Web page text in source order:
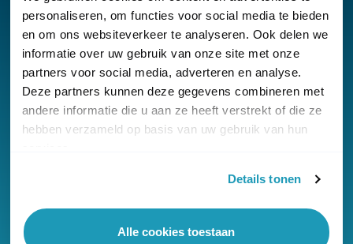
personaliseren, om functies voor social media te bieden
en om ons websiteverkeer te analyseren. Ook delen we
informatie over uw gebruik van onze site met onze
partners voor social media, adverteren en analyse.
Deze partners kunnen deze gegevens combineren met
andere informatie die u aan ze heeft verstrekt of die ze
hebben verzameld op basis van uw gebruik van hun
Details tonen
Alle cookies toestaan
Nieuwsbrief
Klantenservice